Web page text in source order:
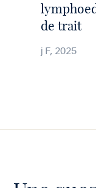
de trait
j F, 2025